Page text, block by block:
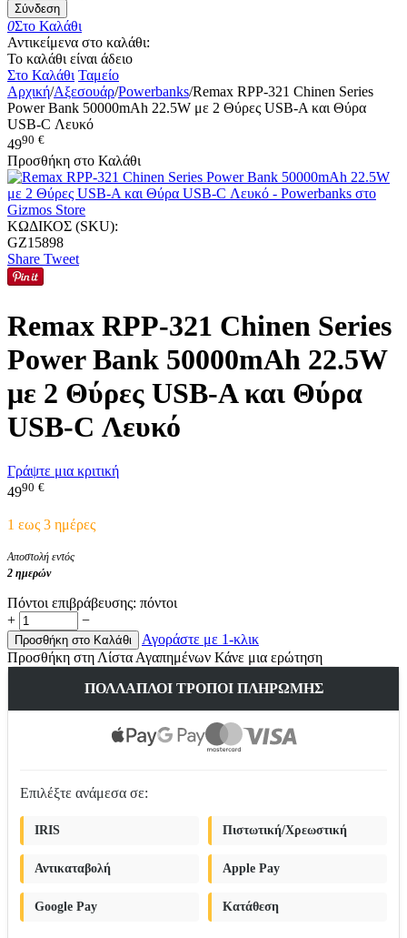
Σύνδεση
0Στο Καλάθι
Αντικείμενα στο καλάθι:
Το καλάθι είναι άδειο
Στο Καλάθι Ταμείο
Αρχική/Αξεσουάρ/Powerbanks/Remax RPP-321 Chinen Series
Power Bank 50000mAh 22.5W με 2 Θύρες USB-A και Θύρα
USB-C Λευκό
4990 €
Προσθήκη στο Καλάθι
ΚΩΔΙΚΟΣ (SKU):
GZ15898
Share Tweet
Remax RPP-321 Chinen Series
Power Bank 50000mAh 22.5W
με 2 Θύρες USB-A και Θύρα
USB-C Λευκό
Γράψτε μια κριτική
4990 €
1 εως 3 ημέρες
Αποστολή εντός
2 ημερών
Πόντοι επιβράβευσης: πόντοι
+
−
Προσθήκη στο Καλάθι
Αγοράστε με 1-κλικ
Προσθήκη στη Λίστα Αγαπημένων Κάνε μια ερώτηση
ΠΟΛΛΑΠΛΟΊ ΤΡΌΠΟΙ ΠΛΗΡΩΜΉΣ
Επιλέξτε ανάμεσα σε:
IRIS Πιστωτική/Χρεωστική
Αντικαταβολή Apple Pay
Google Pay Κατάθεση